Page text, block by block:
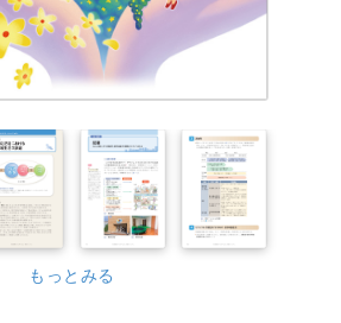
もっとみる